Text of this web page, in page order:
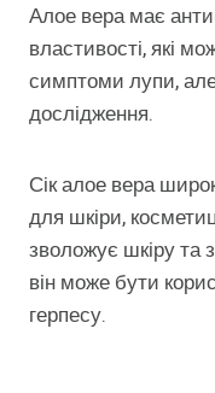
Алое вера має
властивості, які
симптоми лупи, але
дослідження.
Сік алое вера
для шкіри,
зволожує шкіру та
він може бути
герпесу.